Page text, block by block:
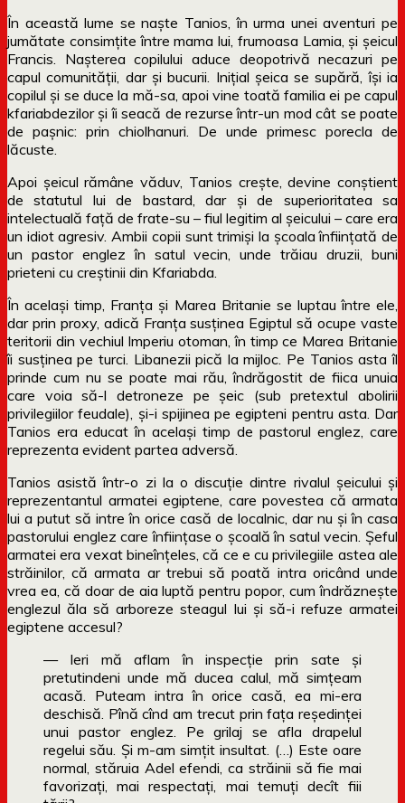
În această lume se naște Tanios, în urma unei aventuri pe
jumătate consimțite între mama lui, frumoasa Lamia, și șeicul
Francis. Nașterea copilului aduce deopotrivă necazuri pe
capul comunității, dar și bucurii. Inițial șeica se supără, își ia
copilul și se duce la mă-sa, apoi vine toată familia ei pe capul
kfariabdezilor și îi seacă de rezurse într-un mod cât se poate
de pașnic: prin chiolhanuri. De unde primesc porecla de
lăcuste.
Apoi șeicul rămâne văduv, Tanios crește, devine conștient
de statutul lui de bastard, dar și de superioritatea sa
intelectuală față de frate-su – fiul legitim al șeicului – care era
un idiot agresiv. Ambii copii sunt trimiși la școala înființată de
un pastor englez în satul vecin, unde trăiau druzii, buni
prieteni cu creștinii din Kfariabda.
În același timp, Franța și Marea Britanie se luptau între ele,
dar prin proxy, adică Franța susținea Egiptul să ocupe vaste
teritorii din vechiul Imperiu otoman, în timp ce Marea Britanie
îi susținea pe turci. Libanezii pică la mijloc. Pe Tanios asta îl
prinde cum nu se poate mai rău, îndrăgostit de fiica unuia
care voia să-l detroneze pe șeic (sub pretextul abolirii
privilegiilor feudale), și-i spijinea pe egipteni pentru asta. Dar
Tanios era educat în același timp de pastorul englez, care
reprezenta evident partea adversă.
Tanios asistă într-o zi la o discuție dintre rivalul șeicului și
reprezentantul armatei egiptene, care povestea că armata
lui a putut să intre în orice casă de localnic, dar nu și în casa
pastorului englez care înființase o școală în satul vecin. Șeful
armatei era vexat bineînțeles, că ce e cu privilegiile astea ale
străinilor, că armata ar trebui să poată intra oricând unde
vrea ea, că doar de aia luptă pentru popor, cum îndrăznește
englezul ăla să arboreze steagul lui și să-i refuze armatei
egiptene accesul?
— Ieri mă aflam în inspecţie prin sate şi
pretutindeni unde mă ducea calul, mă simţeam
acasă. Puteam intra în orice casă, ea mi-era
deschisă. Pînă cînd am trecut prin faţa reşedinţei
unui pastor englez. Pe grilaj se afla drapelul
regelui său. Şi m-am simţit insultat. (…) Este oare
normal, stăruia Adel efendi, ca străinii să fie mai
favorizaţi, mai respectaţi, mai temuţi decît fiii